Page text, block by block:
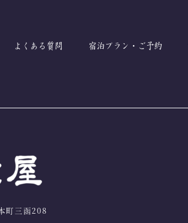
よくある質問 宿泊プラン・ご予約
町三函208